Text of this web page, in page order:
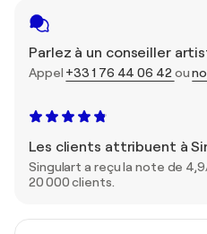
Parlez à un conseiller
Appel +33 1 76 44 06 42 ou
Les clients attribuent à
Singulart a reçu la note de
20 000 clients.